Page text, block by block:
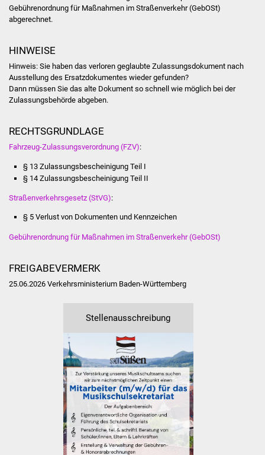
NETZMonitor
Ärzte und Apotheken
Pflege von Angehörigen
Abfall und Entsorgung
Kultur & Freizeit
Ostermarkt
Einrichtungen
Hallenbad
Stadtbücherei
Stadtarchiv
Gebührenordnung für Maßnahmen im Straßenverkehr (GebOSt)
abgerechnet.
HINWEISE
Hinweis:Sie haben das verloren geglaubte Zulassungsdokument nach
Ausstellung des Ersatzdokumentes wieder gefunden?
Dann müssen Sie das alte Dokument so schnell wie möglich bei der
Zulassungsbehörde abgeben.
RECHTSGRUNDLAGE
Fahrzeug-Zulassungsverordnung (FZV):
§ 13 Zulassungsbescheinigung Teil I
§ 14 Zulassungsbescheinigung Teil II
Straßenverkehrsgesetz (StVG):
§ 5 Verlust von Dokumenten und Kennzeichen
Gebührenordnung für Maßnahmen im Straßenverkehr (GebOSt)
FREIGABEVERMERK
25.06.2026 Verkehrsministerium Baden-Württemberg
Stellenausschreibung